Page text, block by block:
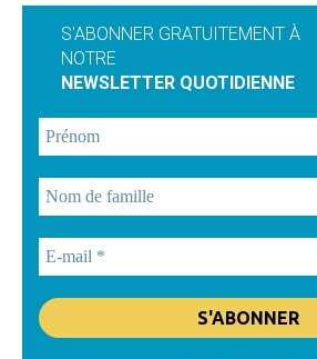
S'ABONNER GRATUITEMENT À
NOTRE
NEWSLETTER QUOTIDIENNE